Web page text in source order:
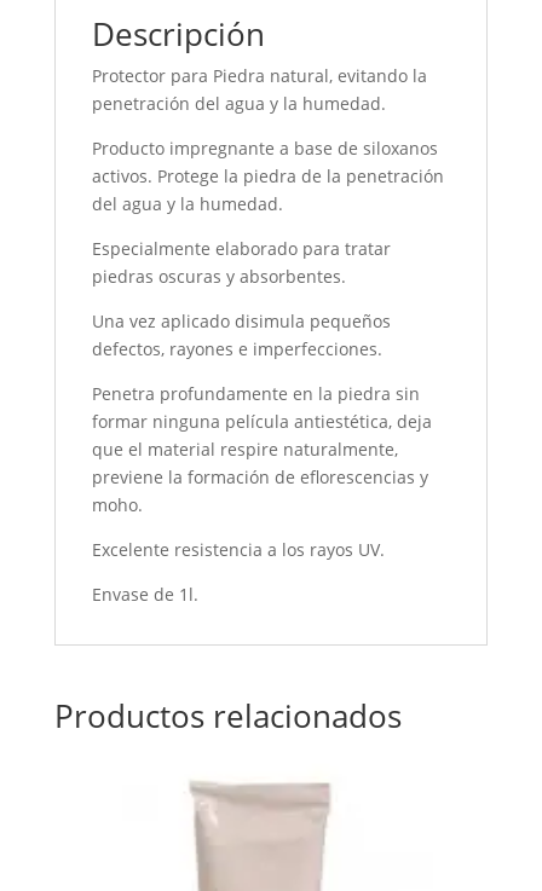
Descripción
Protector para Piedra natural, evitando la
penetración del agua y la humedad.
Producto impregnante a base de siloxanos
activos. Protege la piedra de la penetración
del agua y la humedad.
Especialmente elaborado para tratar
piedras oscuras y absorbentes.
Una vez aplicado disimula pequeños
defectos, rayones e imperfecciones.
Penetra profundamente en la piedra sin
formar ninguna película antiestética, deja
que el material respire naturalmente,
previene la formación de eflorescencias y
moho.
Excelente resistencia a los rayos UV.
Envase de 1l.
Productos relacionados